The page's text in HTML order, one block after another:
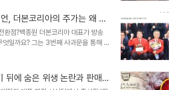
..서 귀국한 후 공항에서 진행되었으며,
브 채널 '스튜디오 오재나'를 통해 공개
과 억울함백종원 대표는 김재환 PD에
요?'라고 말하며 서운함을 드러냈습니
다'고 밝혀, 자신이 여러 가지 어려움
, 더본코리아의 주가는 왜 계
환점?백종원 더본코리아 대표가 방송
일까요? 그는 3번째 사과문을 통해 자
서 더본코리아의 성장에 집중하겠다고
더본코리아는 52주 신저가를 기록하
하락했습니다. 이러한 배경에는 '빽햄
뒤에 숨은 위생 논란과 판매